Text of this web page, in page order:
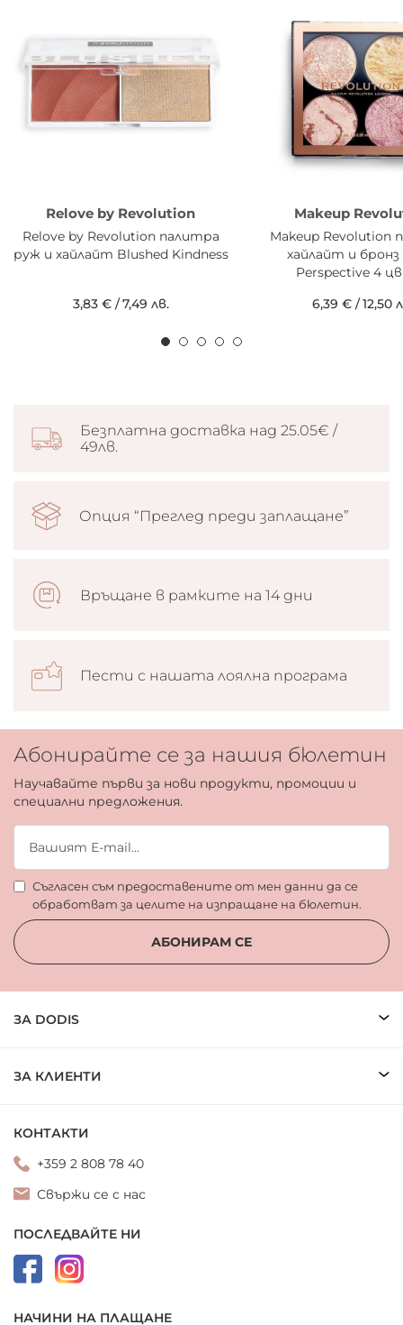
Relove by Revolution
Relove by Revolution палитра
руж и хайлайт Blushed Kindness
3,83 €/7,49 лв.
Makeup
Makeup Revolution
хайлайт и бронз
Perspective 4
6,39 €/12,50
Безплатна доставка над 25.05€ /
49лв.
Опция “Преглед преди заплащане”
Връщане в рамките на 14 дни
Пести с нашата лоялна програма
Абонирайте се за нашия бюлетин
Научавайте първи за нови продукти, промоции и
специални предложения.
Съгласен съм предоставените от мен данни да се
обработват за целите на изпращане на бюлетин.
АБОНИРАМ СЕ
ЗА DODIS
ЗА КЛИЕНТИ
КОНТАКТИ
+359 2 808 78 40
Свържи се с нас
ПОСЛЕДВАЙТЕ НИ
НАЧИНИ НА ПЛАЩАНЕ